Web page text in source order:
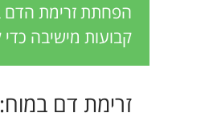
הפחתת זרימת הדם
קבועות מישיבה
זרימת דם